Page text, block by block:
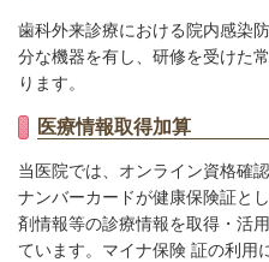
歯科外来診療における院内感染
分な機器を有し、研修を受けた
ります。
医療情報取得加算
当医院では、オンライン資格確
ナンバーカードが健康保険証と
剤情報等の診療情報を取得・活
ています。マイナ保険 証の利用